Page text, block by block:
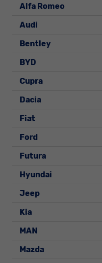
Alfa Romeo
Audi
Bentley
BYD
Cupra
Dacia
Fiat
Ford
Futura
Hyundai
Jeep
Kia
MAN
Mazda